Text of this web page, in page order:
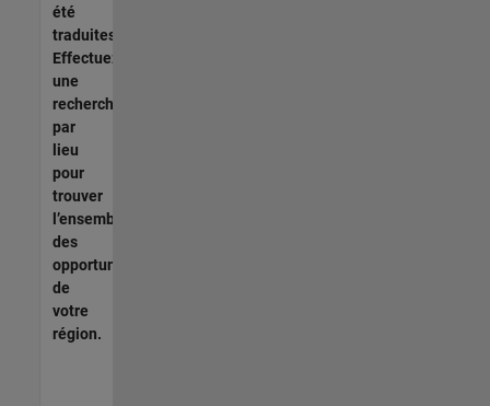
été
traduites.
Effectuez
une
recherche
par
lieu
pour
trouver
l’ensemble
des
opportunités
de
votre
région.